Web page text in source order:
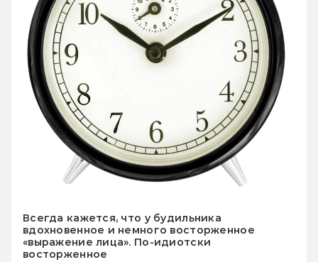
Всегда кажется, что у будильника
вдохновенное и немного восторженное
«выражение лица». По-идиотски
восторженное